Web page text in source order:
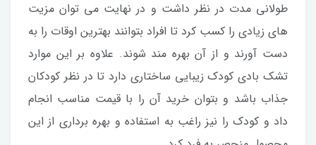
طولانی مدت در نظر داشت و در نهایت می توان مزیت
های زیادی را کسب کرد تا افراد بتوانند بهترین اوقات را به
دست آورند و از آن بهره مند شوند. علاوه بر این موارد
تشک بادی کودک زیبایی ساختاری دارد تا در نظر کودکان
جذاب باشد و بتوان خرید آن را با قیمت مناسب انجام
داد و کودک را نیز راغب به استفاده و بهره برداری از این